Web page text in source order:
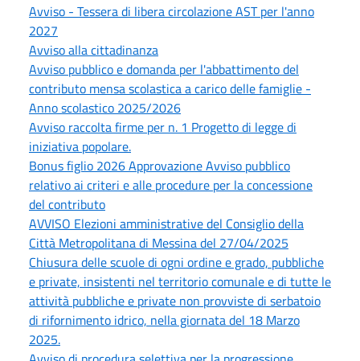
Avviso - Tessera di libera circolazione AST per l'anno
2027
Avviso alla cittadinanza
Avviso pubblico e domanda per l'abbattimento del
contributo mensa scolastica a carico delle famiglie -
Anno scolastico 2025/2026
Avviso raccolta firme per n. 1 Progetto di legge di
iniziativa popolare.
Bonus figlio 2026 Approvazione Avviso pubblico
relativo ai criteri e alle procedure per la concessione
del contributo
AVVISO Elezioni amministrative del Consiglio della
Città Metropolitana di Messina del 27/04/2025
Chiusura delle scuole di ogni ordine e grado, pubbliche
e private, insistenti nel territorio comunale e di tutte le
attività pubbliche e private non provviste di serbatoio
di rifornimento idrico, nella giornata del 18 Marzo
2025.